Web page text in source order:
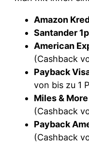
Amazon
Santander
American
(Cashback
Payback
von bis zu 1
Miles &
(Cashback
Payback
(Cashback